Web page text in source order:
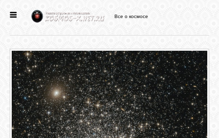
НОВОСТИ
ФОРУМ
СТАТЬИ
Все о космосе